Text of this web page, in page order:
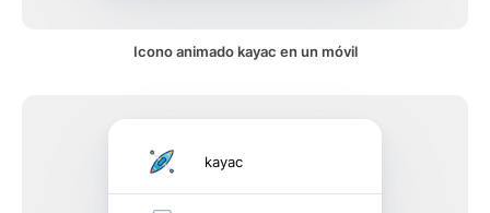
Icono animado kayac en un móvil
kayac